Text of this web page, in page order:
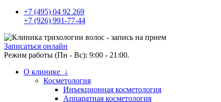
+7 (495) 04 92 269
+7 (926) 991-77-44
Записаться онлайн
Режим работы (Пн - Вс): 9:00 - 21:00.
О клинике ↓
Косметология
Инъекционная косметология
Аппаратная косметология